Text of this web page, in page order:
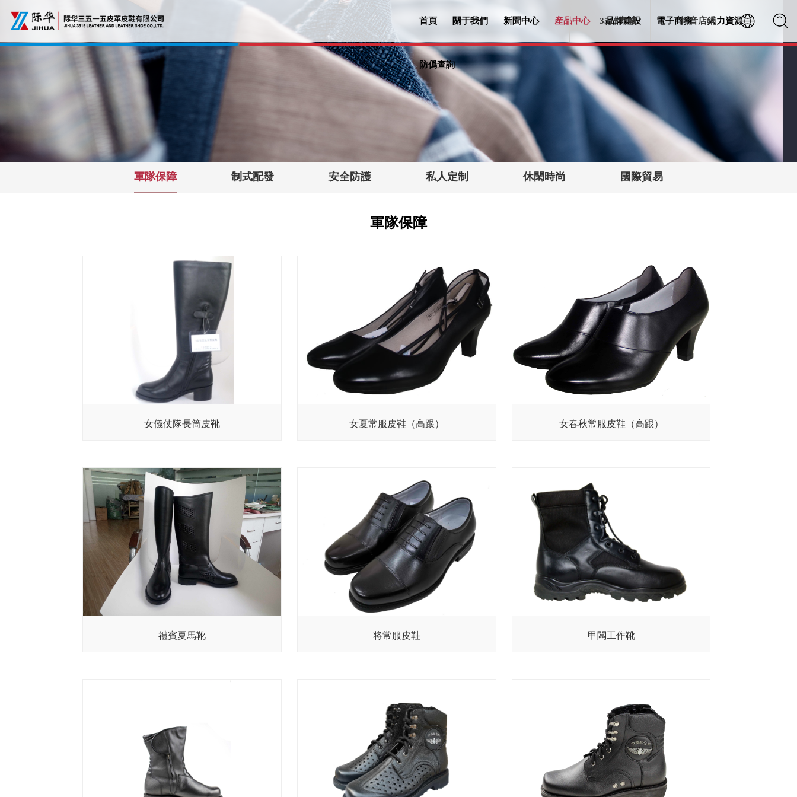
首頁 關于我們 新聞中心 産品中心 品牌建設 電子商務 人力資源
防僞查詢
抖音店鋪
3515商城
軍隊保障 制式配發 安全防護 私人定制 休閑時尚 國際貿易
軍隊保障
女儀仗隊長筒皮靴 女夏常服皮鞋（高跟） 女春秋常服皮鞋（高跟）
禮賓夏馬靴 将常服皮鞋 甲闆工作靴